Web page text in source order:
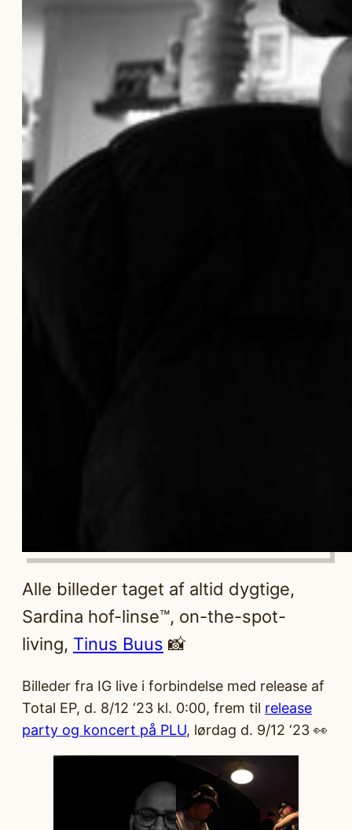
Alle billeder taget af altid dygtige,
Sardina hof-linse™, on-the-spot-
living, Tinus Buus 📸
Billeder fra IG live i forbindelse med release af
Total EP, d. 8/12 ‘23 kl. 0:00, frem til release
party og koncert på PLU, lørdag d. 9/12 ‘23 👀